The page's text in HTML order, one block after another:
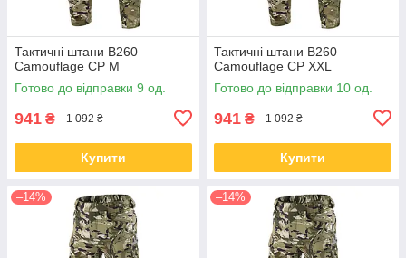
Тактичні штани B260
Camouflage CP M
Готово до відправки 9 од.
941 ₴ 1 092 ₴
Купити
Тактичні штани B260
Camouflage CP XXL
Готово до відправки 10 од.
941 ₴ 1 092 ₴
Купити
–14% –14%